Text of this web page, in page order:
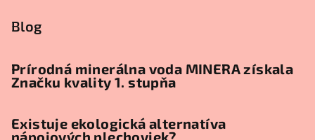
Blog
Prírodná minerálna voda MINERA získala
Značku kvality 1. stupňa
Existuje ekologická alternatíva
nápojových plechoviek?